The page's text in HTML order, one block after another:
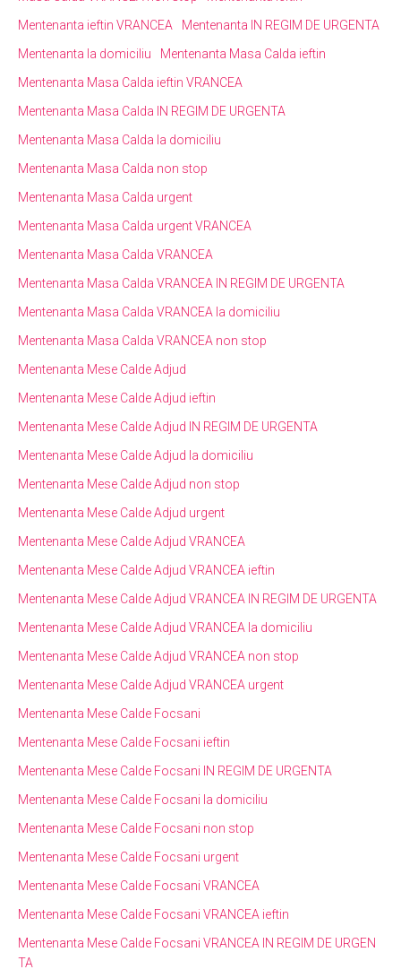
Mentenanta ieftin VRANCEA
Mentenanta IN REGIM DE URGENTA
Mentenanta la domiciliu
Mentenanta Masa Calda ieftin
Mentenanta Masa Calda ieftin VRANCEA
Mentenanta Masa Calda IN REGIM DE URGENTA
Mentenanta Masa Calda la domiciliu
Mentenanta Masa Calda non stop
Mentenanta Masa Calda urgent
Mentenanta Masa Calda urgent VRANCEA
Mentenanta Masa Calda VRANCEA
Mentenanta Masa Calda VRANCEA IN REGIM DE URGENTA
Mentenanta Masa Calda VRANCEA la domiciliu
Mentenanta Masa Calda VRANCEA non stop
Mentenanta Mese Calde Adjud
Mentenanta Mese Calde Adjud ieftin
Mentenanta Mese Calde Adjud IN REGIM DE URGENTA
Mentenanta Mese Calde Adjud la domiciliu
Mentenanta Mese Calde Adjud non stop
Mentenanta Mese Calde Adjud urgent
Mentenanta Mese Calde Adjud VRANCEA
Mentenanta Mese Calde Adjud VRANCEA ieftin
Mentenanta Mese Calde Adjud VRANCEA IN REGIM DE URGENTA
Mentenanta Mese Calde Adjud VRANCEA la domiciliu
Mentenanta Mese Calde Adjud VRANCEA non stop
Mentenanta Mese Calde Adjud VRANCEA urgent
Mentenanta Mese Calde Focsani
Mentenanta Mese Calde Focsani ieftin
Mentenanta Mese Calde Focsani IN REGIM DE URGENTA
Mentenanta Mese Calde Focsani la domiciliu
Mentenanta Mese Calde Focsani non stop
Mentenanta Mese Calde Focsani urgent
Mentenanta Mese Calde Focsani VRANCEA
Mentenanta Mese Calde Focsani VRANCEA ieftin
Mentenanta Mese Calde Focsani VRANCEA IN REGIM DE URGEN
TA